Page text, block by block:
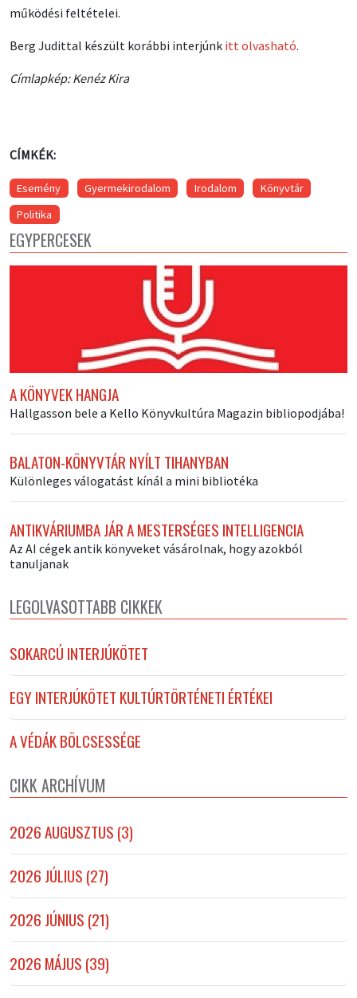
működési feltételei.
Berg Judittal készült korábbi interjúnk itt olvasható.
Címlapkép: Kenéz Kira
CÍMKÉK:
Esemény Gyermekirodalom Irodalom
Könyvtár
Politika
EGYPERCESEK
A KÖNYVEK HANGJA
Hallgasson bele a Kello Könyvkultúra Magazin bibliopodjába!
BALATON-KÖNYVTÁR NYÍLT TIHANYBAN
Különleges válogatást kínál a mini bibliotéka
ANTIKVÁRIUMBA JÁR A MESTERSÉGES INTELLIGENCIA
Az AI cégek antik könyveket vásárolnak, hogy azokból
tanuljanak
LEGOLVASOTTABB CIKKEK
SOKARCÚ INTERJÚKÖTET
EGY INTERJÚKÖTET KULTÚRTÖRTÉNETI ÉRTÉKEI
A VÉDÁK BÖLCSESSÉGE
CIKK ARCHÍVUM
2026 AUGUSZTUS (3)
2026 JÚLIUS (27)
2026 JÚNIUS (21)
2026 MÁJUS (39)